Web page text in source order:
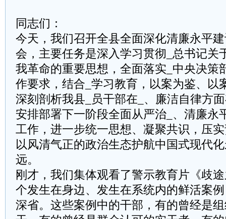
同志们：
今天，我们召开全县全面深化清廉永平
会，主要任务是深入学习贯彻_总书记关
我革命的重要思想，全面落实_中央决策
作要求，结合_学习教育，以案为鉴、以
深刻剖析我县_员干部在_、廉洁自律方
安排部署下一阶段全面从严治_、清廉永
工作，进一步统一思想、凝聚共识，压
以风清气正的政治生态护航中国式现代
远。
刚才，我们集体观看了警示教育片《歧
个发生在身边、发生在系统内的鲜活案
深省。这些案例中的干部，有的曾经是